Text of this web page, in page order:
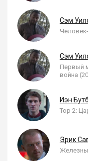
Сэм
Сэм
Первый
война
Иэн
Тор 2:
Эрик